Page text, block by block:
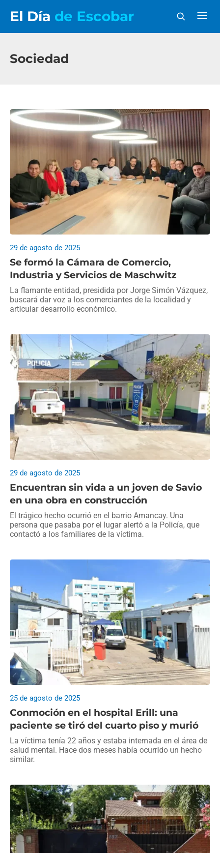
El Día de Escobar
Sociedad
Se formó la Cámara de Comercio,
Industria y Servicios de Maschwitz
29 de agosto de 2025
La flamante entidad, presidida por Jorge Simón Vázquez,
buscará dar voz a los comerciantes de la localidad y
articular desarrollo económico.
Encuentran sin vida a un joven de Savio
en una obra en construcción
29 de agosto de 2025
El trágico hecho ocurrió en el barrio Amancay. Una
persona que pasaba por el lugar alertó a la Policía, que
contactó a los familiares de la víctima.
Conmoción en el hospital Erill: una
paciente se tiró del cuarto piso y murió
25 de agosto de 2025
La víctima tenía 22 años y estaba internada en el área de
salud mental. Hace dos meses había ocurrido un hecho
similar.